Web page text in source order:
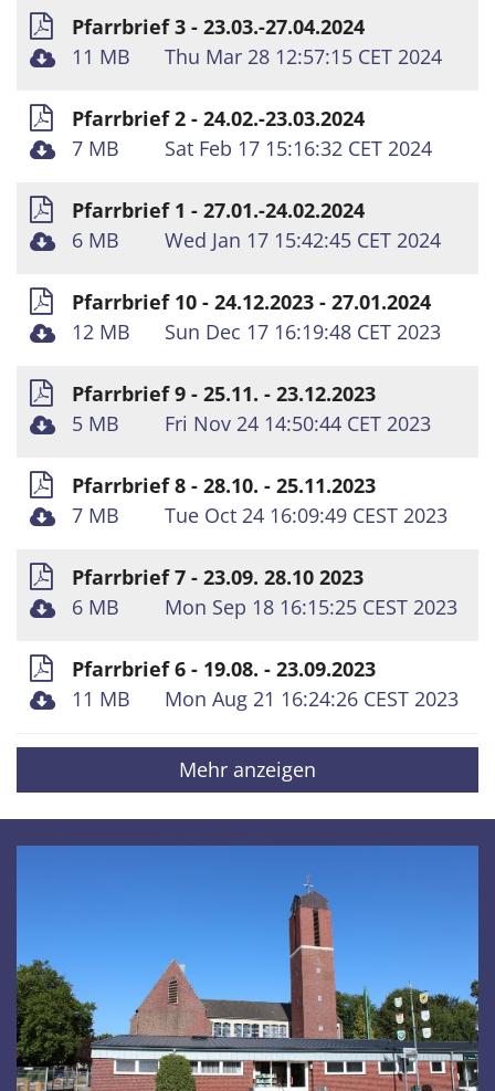
Pfarrbrief 3 - 23.03.-27.04.2024
11 MB
Thu Mar 28 12:57:15 CET 2024
Pfarrbrief 2 - 24.02.-23.03.2024
7 MB
Sat Feb 17 15:16:32 CET 2024
Pfarrbrief 1 - 27.01.-24.02.2024
6 MB
Wed Jan 17 15:42:45 CET 2024
Pfarrbrief 10 - 24.12.2023 - 27.01.2024
12 MB
Sun Dec 17 16:19:48 CET 2023
Pfarrbrief 9 - 25.11. - 23.12.2023
5 MB
Fri Nov 24 14:50:44 CET 2023
Pfarrbrief 8 - 28.10. - 25.11.2023
7 MB
Tue Oct 24 16:09:49 CEST 2023
Pfarrbrief 7 - 23.09. 28.10 2023
6 MB
Mon Sep 18 16:15:25 CEST 2023
Pfarrbrief 6 - 19.08. - 23.09.2023
11 MB
Mon Aug 21 16:24:26 CEST 2023
Mehr anzeigen